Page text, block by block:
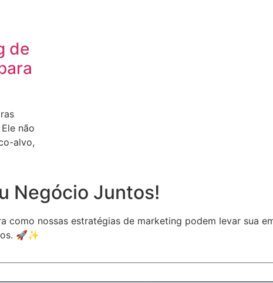
de
não
alvo,
Negócio Juntos!
como nossas estratégias de marketing podem levar sua
🚀✨